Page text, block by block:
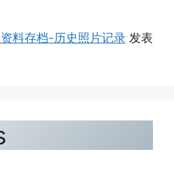
料存档-历史照片记录 发表